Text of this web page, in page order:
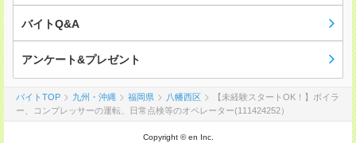
バイトQ&A
アンケート&プレゼント
バイトTOP 九州・沖縄 福岡県 八幡西区
【未経験スタートOK！】ボイラ
ー、コンプレッサーの運転、日常点検等のオペレーター(111424252）
Copyright © en Inc.